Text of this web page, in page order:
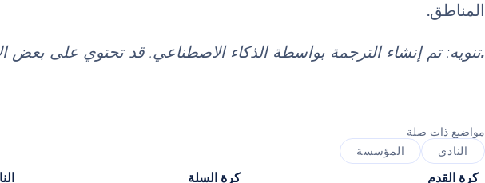
المناطق.
.تنويه: تم إنشاء الترجمة بواسطة الذكاء الاصطناعي. قد تحتوي على بعض
مواضيع ذات صلة
النادي
المؤسسة
كرة القدم كرة السلة